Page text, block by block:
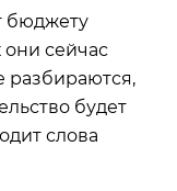
бюджету
они сейчас
разбираются,
будет
слова